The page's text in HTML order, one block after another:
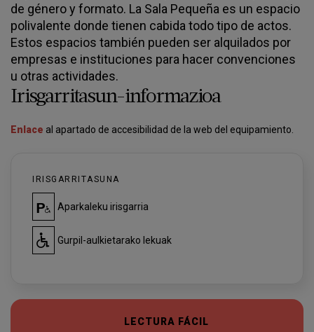
de género y formato. La Sala Pequeña es un espacio
polivalente donde tienen cabida todo tipo de actos.
Estos espacios también pueden ser alquilados por
empresas e instituciones para hacer convenciones
u otras actividades.
Irisgarritasun-informazioa
Enlace al apartado de accesibilidad de la web del equipamiento.
IRISGARRITASUNA
Aparkaleku irisgarria
Gurpil-aulkietarako lekuak
LECTURA FÁCIL